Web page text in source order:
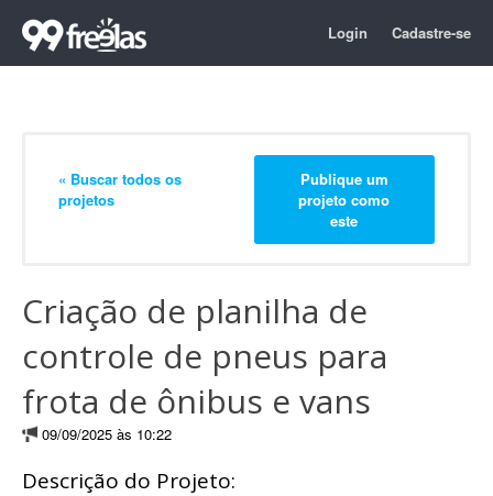
Login Cadastre-se
« Buscar todos os
projetos
Publique um
projeto como
este
Criação de planilha de
controle de pneus para
frota de ônibus e vans
09/09/2025 às 10:22
Descrição do Projeto: